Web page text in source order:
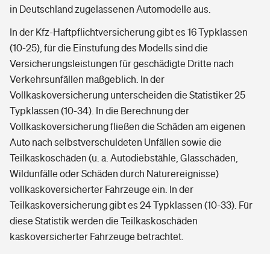
in Deutschland zugelassenen Automodelle aus.
In der Kfz-Haftpflichtversicherung gibt es 16 Typklassen
(10-25), für die Einstufung des Modells sind die
Versicherungsleistungen für geschädigte Dritte nach
Verkehrsunfällen maßgeblich. In der
Vollkaskoversicherung unterscheiden die Statistiker 25
Typklassen (10-34). In die Berechnung der
Vollkaskoversicherung fließen die Schäden am eigenen
Auto nach selbstverschuldeten Unfällen sowie die
Teilkaskoschäden (u. a. Autodiebstähle, Glasschäden,
Wildunfälle oder Schäden durch Naturereignisse)
vollkaskoversicherter Fahrzeuge ein. In der
Teilkaskoversicherung gibt es 24 Typklassen (10-33). Für
diese Statistik werden die Teilkaskoschäden
kaskoversicherter Fahrzeuge betrachtet.